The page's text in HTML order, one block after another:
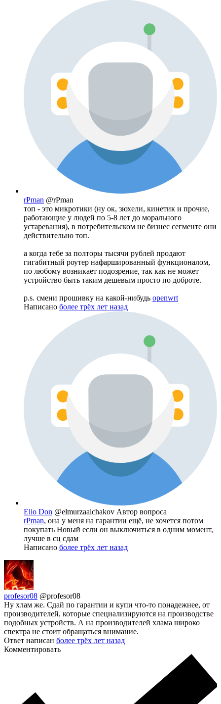
rPman @rPman
топ - это микротики (ну ок, зюхели, кинетик и прочие,
работающие у людей по 5-8 лет до морального
устаревания), в потребительском не бизнес сегменте они
действительно топ.
а когда тебе за полторы тысячи рублей продают
гигабитный роутер нафаршированный функционалом,
по любому возникает подозрение, так как не может
устройство быть таким дешевым просто по доброте.
p.s. смени прошивку на какой-нибудь openwrt
Написано более трёх лет назад
Elio Don @elmurzaalchakov Автор вопроса
rPman, она у меня на гарантии ещё, не хочется потом
покупать Новый если он выключиться в одним момент,
лучше в сц сдам
Написано более трёх лет назад
profesor08 @profesor08
Ну хлам же. Сдай по гарантии и купи что-то понадежнее, от
производителей, которые специализируются на производстве
подобных устройств. А на производителей хлама широко
спектра не стоит обращаться внимание.
Ответ написан более трёх лет назад
Комментировать